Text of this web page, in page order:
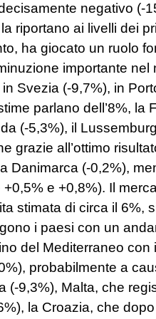
negativo (-
riportano ai livelli dei
ha giocato un ruolo
importante
Svezia (-9,7%), in
parlano dell’8%, la
(-5,3%), il
grazie all’ottimo
Danimarca (-0,2%),
e +0,8%). Il
stimata di circa il 6%,
i paesi con un
del Mediterraneo
probabilmente a
(-9,3%), Malta, che
la Croazia, che